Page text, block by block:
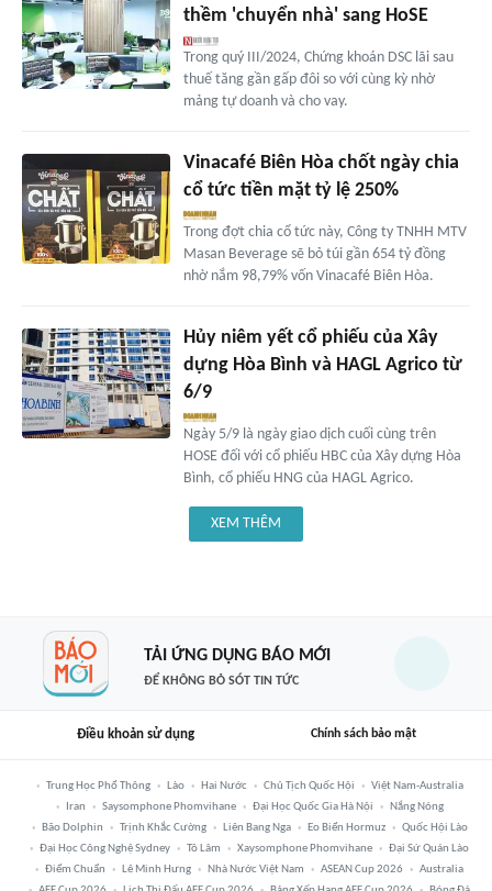
thềm 'chuyển nhà' sang HoSE
Trong quý III/2024, Chứng khoán DSC lãi sau
thuế tăng gần gấp đôi so với cùng kỳ nhờ
mảng tự doanh và cho vay.
Vinacafé Biên Hòa chốt ngày chia
cổ tức tiền mặt tỷ lệ 250%
Trong đợt chia cổ tức này, Công ty TNHH MTV
Masan Beverage sẽ bỏ túi gần 654 tỷ đồng
nhờ nắm 98,79% vốn Vinacafé Biên Hòa.
Hủy niêm yết cổ phiếu của Xây
dựng Hòa Bình và HAGL Agrico từ
6/9
Ngày 5/9 là ngày giao dịch cuối cùng trên
HOSE đối với cổ phiếu HBC của Xây dựng Hòa
Bình, cổ phiếu HNG của HAGL Agrico.
XEM THÊM
TẢI ỨNG DỤNG BÁO MỚI
ĐỂ KHÔNG BỎ SÓT TIN TỨC
Điều khoản sử dụng Chính sách bảo mật
Trung Học Phổ Thông Lào Hai Nước Chủ Tịch Quốc Hội
Việt Nam-Australia
Iran
Saysomphone Phomvihane Đại Học Quốc Gia Hà Nội
Nắng Nóng
Bão Dolphin
Trịnh Khắc Cường Liên Bang Nga Eo Biển Hormuz
Quốc Hội Lào
Đại Học Công Nghệ Sydney
Tô Lâm Xaysomphone Phomvihane
Đại Sứ Quán Lào
Điểm Chuẩn
Lê Minh Hưng Nhà Nước Việt Nam ASEAN Cup 2026
Australia